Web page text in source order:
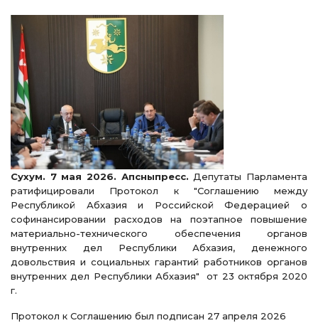
Сухум. 7 мая 2026. Апсныпресс. Депутаты Парламента
ратифицировали Протокол к "Соглашению между
Республикой Абхазия и Российской Федерацией о
софинансировании расходов на поэтапное повышение
материально-технического обеспечения органов
внутренних дел Республики Абхазия, денежного
довольствия и социальных гарантий работников органов
внутренних дел Республики Абхазия" от 23 октября 2020
г.
Протокол к Соглашению был подписан 27 апреля 2026